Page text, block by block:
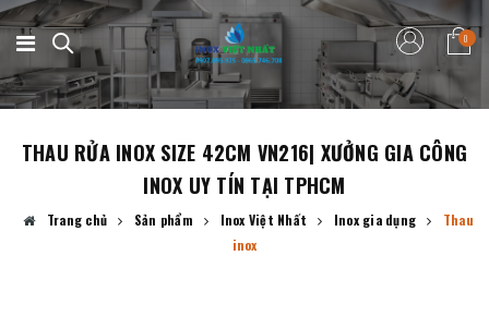
0
THAU RỬA INOX SIZE 42CM VN216| XƯỞNG GIA CÔNG
INOX UY TÍN TẠI TPHCM
Trang chủ Sản phẩm Inox Việt Nhất Inox gia dụng
Thau
inox